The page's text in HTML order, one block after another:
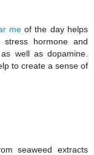
meof the day helps
hormone and
well as dopamine.
to create a sense of
seaweed extracts